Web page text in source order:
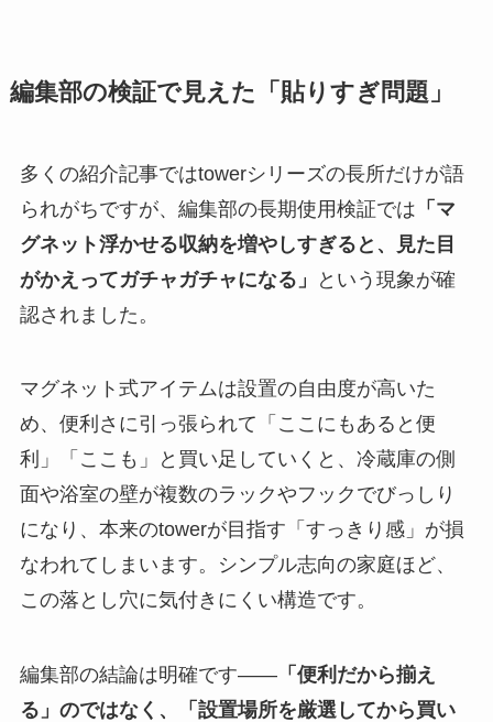
編集部の検証で見えた「貼りすぎ問題」
多くの紹介記事ではtowerシリーズの長所だけが語
られがちですが、編集部の長期使用検証では 「マ
グネット浮かせる収納を増やしすぎると、見た目
がかえってガチャガチャになる」
という現象が確
認されました。
マグネット式アイテムは設置の自由度が高いた
め、便利さに引っ張られて「ここにもあると便
利」「ここも」と買い足していくと、冷蔵庫の側
面や浴室の壁が複数のラックやフックでびっしり
になり、本来のtowerが目指す「すっきり感」が損
なわれてしまいます。シンプル志向の家庭ほど、
この落とし穴に気付きにくい構造です。
編集部の結論は明確です——「便利だから揃え
る」のではなく、「設置場所を厳選してから買い